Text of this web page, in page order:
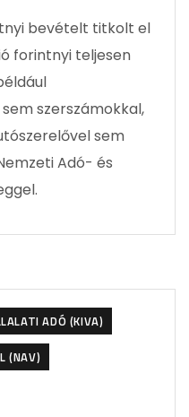
bevételt titkolt el
forintnyi teljesen
szerszámokkal,
sem
Adó- és
ADÓ (KIVA)
(NAV)